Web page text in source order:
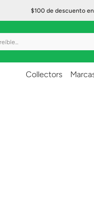
$100 de descuento en
Collectors